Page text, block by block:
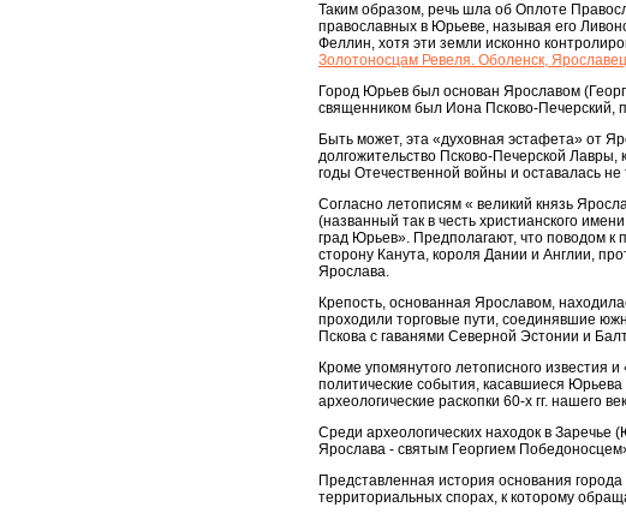
Таким образом, речь шла об Оплоте
православных в Юрьеве, называя его
Феллин, хотя эти земли исконно
Золотоносцам Ревеля. Оболенск,
Город Юрьев был основан Ярославом
священником был Иона Псково-Печерский,
Быть может, эта «духовная эстафета» от
долгожительство Псково-Печерской
годы Отечественной войны и оставалась
Согласно летописям « великий князь
(названный так в честь христианского
град Юрьев». Предполагают, что поводом к
сторону Канута, короля Дании и Англии,
Ярослава.
Крепость, основанная Ярославом,
проходили торговые пути, соединявшие
Пскова с гаванями Северной Эстонии и
Кроме упомянутого летописного известия
политические события, касавшиеся
археологические раскопки 60-х гг. нашего
Среди археологических находок в Заречье
Ярослава - святым Георгием
Представленная история основания
территориальных спорах, к которому